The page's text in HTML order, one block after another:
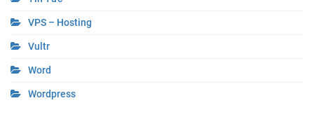
VPS – Hosting
Vultr
Word
Wordpress